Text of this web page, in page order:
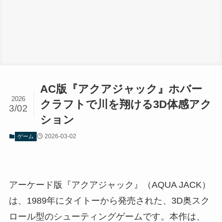
AC版『アクアジャック』ホバー
クラフトで川を翔ける3D体感アク
ション
2026
3/02
ゲーム 2026-03-02
アーケード版『アクアジャック』（AQUA JACK）
は、1989年にタイトーから発売された、3D奥スク
ロール型のシューティングゲームです。本作は、